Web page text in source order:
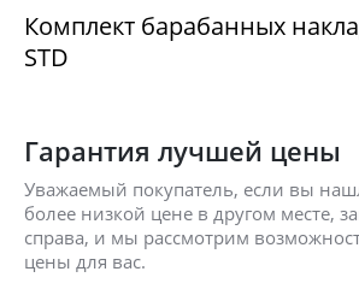
Комплект барабанных
STD
Гарантия лучшей цены
Уважаемый покупатель, если вы
более низкой цене в другом месте,
справа, и мы рассмотрим
цены для вас.